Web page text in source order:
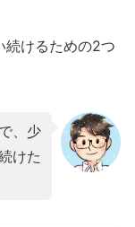
続けるための2つ
、少
けた